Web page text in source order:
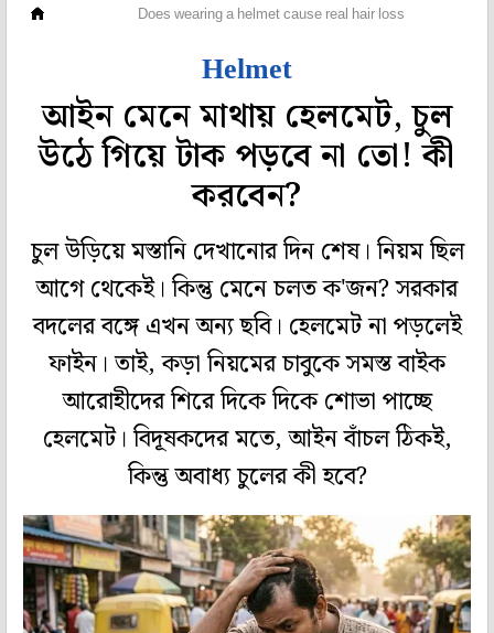
Does wearing a helmet cause real hair loss
Helmet
আইন মেনে মাথায় হেলমেট, চুল
উঠে গিয়ে টাক পড়বে না তো! কী
করবেন?
চুল উড়িয়ে মস্তানি দেখানোর দিন শেষ। নিয়ম ছিল
আগে থেকেই। কিন্তু মেনে চলত ক'জন? সরকার
বদলের বঙ্গে এখন অন্য ছবি। হেলমেট না পড়লেই
ফাইন। তাই, কড়া নিয়মের চাবুকে সমস্ত বাইক
আরোহীদের শিরে দিকে দিকে শোভা পাচ্ছে
হেলমেট। বিদূষকদের মতে, আইন বাঁচল ঠিকই,
কিন্তু অবাধ্য চুলের কী হবে?